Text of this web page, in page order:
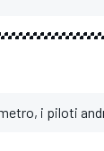
i piloti